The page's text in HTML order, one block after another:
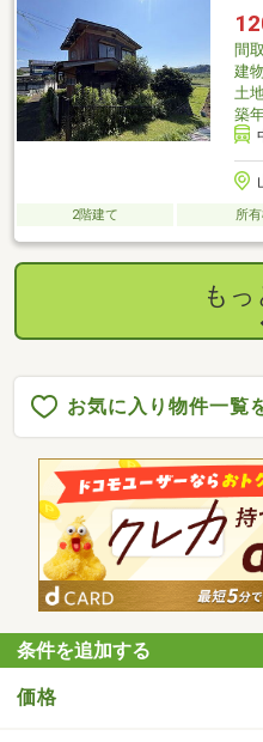
間
建
土
築
2階建て 所
もっ
お気に入り物件一覧
条件を追加する
価格